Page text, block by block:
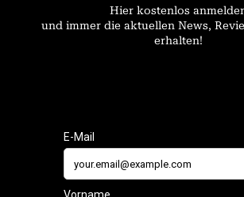
Hier kostenlos
und immer die aktuellen News,
erhalten!